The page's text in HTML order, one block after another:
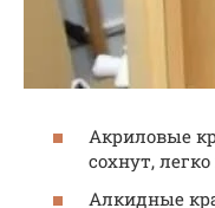
Акриловые
сохнут,
Алкидные